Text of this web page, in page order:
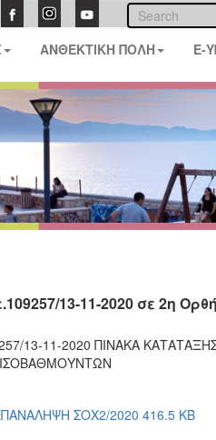
ΑΝΘΕΚΤΙΚΗ ΠΟΛΗ E-
13-11-2020 σε 2η
13-11-2020 ΠΙΝΑΚΑ
ΣΟΧ2/2020 416.5 KB